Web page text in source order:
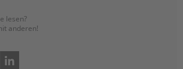
lesen?
anderen!